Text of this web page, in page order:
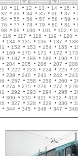
10 11 12 13 14 15
32 33 34 35 36 37
54 55 56 57 58 59
76 77 78 79 80 81
98 99 100 101 102
116 117 118 119 120
134 135 136 137 138
152 153 154 155
169 170 171 172 173
187 188 189 190
204 205 206 207 208
222 223 224 225
239 240 241 242 243
257 258 259 260
274 275 276 277 278
292 293 294 295
309 310 311 312 313
327 328 329 330
344 345 346 347 348